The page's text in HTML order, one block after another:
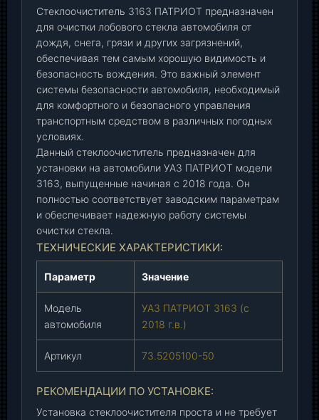
л
ь
3
1
6
3
П
А
Т
Р
И
О
Т
с
2
0
Стеклоочиститель 3163 ПАТРИОТ предназначен
для очистки лобового стекла автомобиля от
дождя, снега, грязи и других загрязнений,
обеспечивая тем самым хорошую видимость и
безопасность вождения. Это важный элемент
системы безопасности автомобиля, необходимый
для комфортного и безопасного управления
транспортным средством в различных погодных
условиях.
Данный стеклоочиститель предназначен для
установки на автомобили УАЗ ПАТРИОТ модели
3163, выпущенные начиная с 2018 года. Он
полностью соответствует заводским параметрам
и обеспечивает надежную работу системы
очистки стекла.
ТЕХНИЧЕСКИЕ ХАРАКТЕРИСТИКИ:
Параметр Значение
Модель
автомобиля
УАЗ ПАТРИОТ 3163 (с
2018 г.в.)
Артикул 73.5205100-50
РЕКОМЕНДАЦИИ ПО УСТАНОВКЕ:
Установка стеклоочистителя проста и не требует